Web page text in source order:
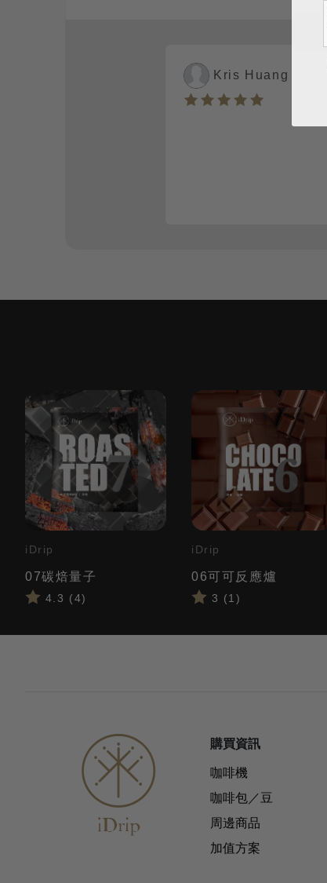
Kris Huang
iDrip
07碳焙量子
4.3 (4)
iDrip
06可可反應爐
3 (1)
購買資訊
咖啡機
咖啡包／豆
周邊商品
加值方案